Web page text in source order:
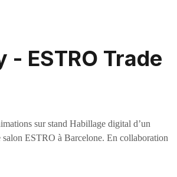
- ESTRO Trade
sur stand Habillage digital d’un
ESTRO à Barcelone. En collaboration